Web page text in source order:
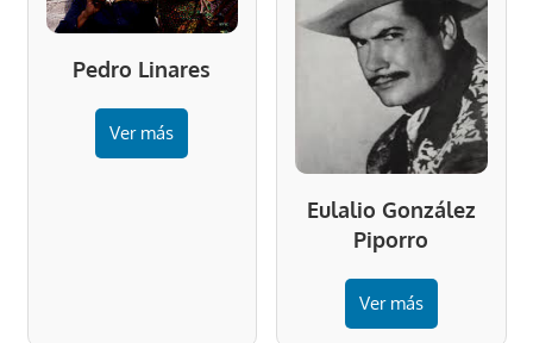
Pedro Linares
Ver más
Eulalio González
Piporro
Ver más